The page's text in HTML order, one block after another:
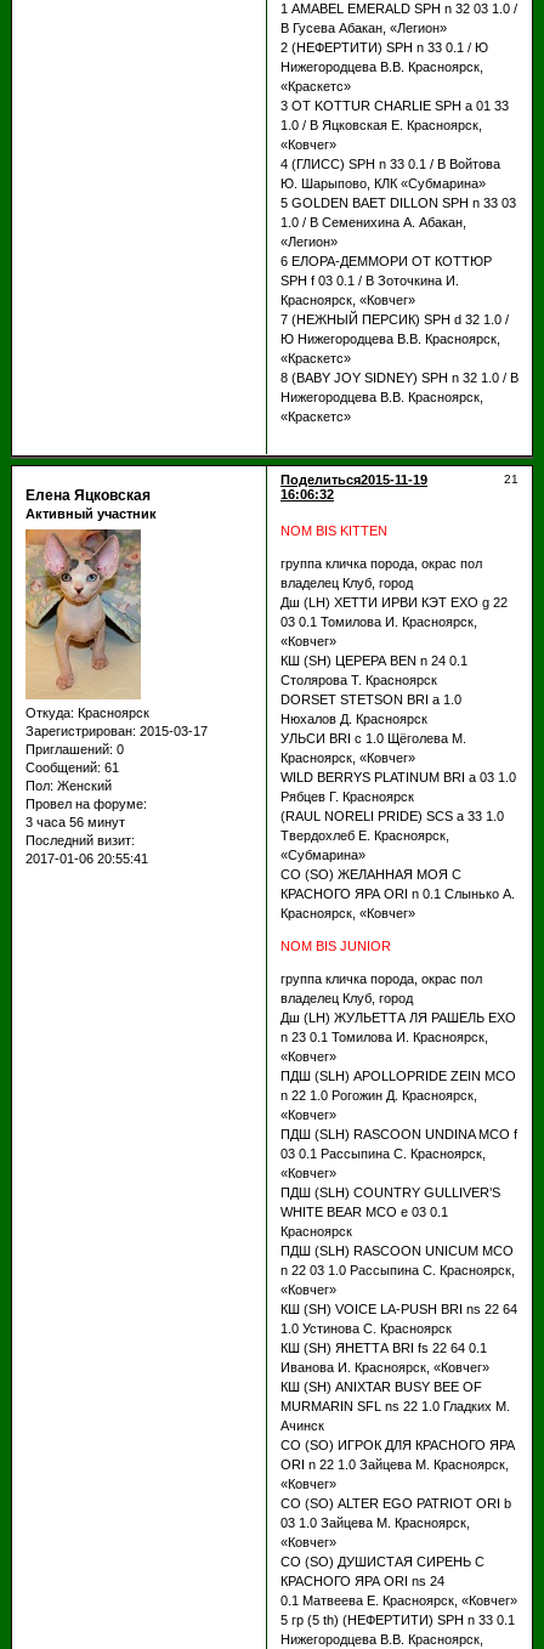
1 AMABEL EMERALD SPH n 32 03 1.0 /
В Гусева Абакан, «Легион»
2 (НЕФЕРТИТИ) SPH n 33 0.1 / Ю
Нижегородцева В.В. Красноярск,
«Краскетс»
3 OT KOTTUR CHARLIE SPH a 01 33
1.0 / В Яцковская Е. Красноярск,
«Ковчег»
4 (ГЛИСС) SPH n 33 0.1 / В Войтова
Ю. Шарыпово, КЛК «Субмарина»
5 GOLDEN BAET DILLON SPH n 33 03
1.0 / В Семенихина А. Абакан,
«Легион»
6 ЕЛОРА-ДЕММОРИ ОТ КОТТЮР
SPH f 03 0.1 / В Зоточкина И.
Красноярск, «Ковчег»
7 (НЕЖНЫЙ ПЕРСИК) SPH d 32 1.0 /
Ю Нижегородцева В.В. Красноярск,
«Краскетс»
8 (BABY JOY SIDNEY) SPH n 32 1.0 / В
Нижегородцева В.В. Красноярск,
«Краскетс»
Поделиться 21
2015-11-19
16:06:32
Елена Яцковская
Активный участник
Откуда: Красноярск
Зарегистрирован: 2015-03-17
Приглашений: 0
Сообщений: 61
Пол: Женский
Провел на форуме:
3 часа 56 минут
Последний визит:
2017-01-06 20:55:41
NOM BIS KITTEN
группа кличка порода, окрас пол
владелец Клуб, город
Дш (LH) ХЕТТИ ИРВИ КЭТ EXO g 22
03 0.1 Томилова И. Красноярск,
«Ковчег»
КШ (SH) ЦЕРЕРА BEN n 24 0.1
Столярова Т. Красноярск
DORSET STETSON BRI a 1.0
Нюхалов Д. Красноярск
УЛЬСИ BRI c 1.0 Щёголева М.
Красноярск, «Ковчег»
WILD BERRYS PLATINUM BRI a 03 1.0
Рябцев Г. Красноярск
(RAUL NORELI PRIDE) SCS a 33 1.0
Твердохлеб Е. Красноярск,
«Субмарина»
СО (SO) ЖЕЛАННАЯ МОЯ С
КРАСНОГО ЯРА ORI n 0.1 Слынько А.
Красноярск, «Ковчег»
NOM BIS JUNIOR
группа кличка порода, окрас пол
владелец Клуб, город
Дш (LH) ЖУЛЬЕТТА ЛЯ РАШЕЛЬ EXO
n 23 0.1 Томилова И. Красноярск,
«Ковчег»
ПДШ (SLH) APOLLOPRIDE ZEIN МСО
n 22 1.0 Рогожин Д. Красноярск,
«Ковчег»
ПДШ (SLH) RASCOON UNDINA МСО f
03 0.1 Рассыпина С. Красноярск,
«Ковчег»
ПДШ (SLH) COUNTRY GULLIVER’S
WHITE BEAR МСО e 03 0.1
Красноярск
ПДШ (SLH) RASCOON UNICUM МСО
n 22 03 1.0 Рассыпина С. Красноярск,
«Ковчег»
КШ (SH) VOICE LA-PUSH BRI ns 22 64
1.0 Устинова С. Красноярск
КШ (SH) ЯНЕТТА BRI fs 22 64 0.1
Иванова И. Красноярск, «Ковчег»
КШ (SH) ANIXTAR BUSY BEE OF
MURMARIN SFL ns 22 1.0 Гладких М.
Ачинск
СО (SO) ИГРОК ДЛЯ КРАСНОГО ЯРА
ORI n 22 1.0 Зайцева М. Красноярск,
«Ковчег»
СО (SO) ALTER EGO PATRIOT ORI b
03 1.0 Зайцева М. Красноярск,
«Ковчег»
СО (SO) ДУШИСТАЯ СИРЕНЬ С
КРАСНОГО ЯРА ORI ns 24
0.1 Матвеева Е. Красноярск, «Ковчег»
5 гр (5 th) (НЕФЕРТИТИ) SPH n 33 0.1
Нижегородцева В.В. Красноярск,